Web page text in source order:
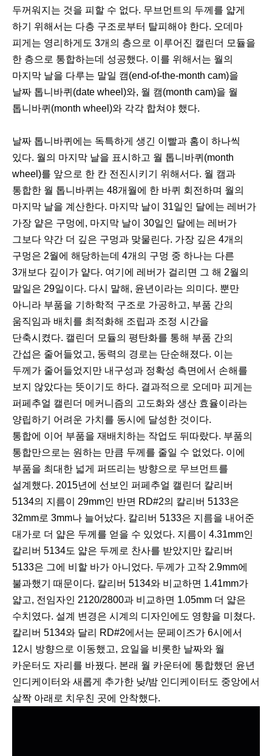
두꺼워지는 것을 피할 수 없다. 무브먼트의 두께를 얇게
하기 위해서는 다층 구조로부터 탈피해야 한다. 오데마
피게는 영리하게도 3개의 층으로 이루어진 캘린더 모듈을
한 층으로 통합하는데 성공했다. 이를 위해서는 월의
마지막 날을 다루는 말일 캠(end-of-the-month cam)을
날짜 톱니바퀴(date wheel)와, 월 캠(month cam)을 월
톱니바퀴(month wheel)와 각각 합쳐야 했다.
날짜 톱니바퀴에는 독특하게 생긴 이빨과 홈이 하나씩
있다. 월의 마지막 날을 표시하고 월 톱니바퀴(month
wheel)를 앞으로 한 칸 전진시키기 위해서다. 월 캠과
통합한 월 톱니바퀴는 48개월에 한 바퀴 회전하며 월의
마지막 날을 계산한다. 마지막 날이 31일인 달에는 레버가
가장 얕은 구멍에, 마지막 날이 30일인 달에는 레버가
그보다 약간 더 깊은 구멍과 맞물린다. 가장 깊은 4개의
구멍은 2월에 해당하는데 4개의 구멍 중 하나는 다른
3개보다 깊이가 얕다. 여기에 레버가 걸리면 그 해 2월의
말일은 29일이다. 다시 말해, 윤년이라는 의미다. 뿐만
아니라 부품을 기하학적 구조로 가공하고, 부품 간의
움직임과 배치를 최적화해 조립과 조정 시간을
단축시켰다. 캘린더 모듈의 평탄화를 통해 부품 간의
간섭은 줄어들었고, 동력의 경로는 단순해졌다. 이는
두께가 줄어들었지만 내구성과 정확성 측면에서 손해를
보지 않았다는 뜻이기도 하다. 결과적으로 오데마 피게는
퍼페추얼 캘린더 메커니즘의 고도화와 생산 효율이라는
양립하기 어려운 가치를 동시에 달성한 것이다.
통합에 이어 부품을 재배치하는 작업도 뒤따랐다. 부품의
통합만으로는 원하는 만큼 두께를 줄일 수 없었다. 이에
부품을 최대한 넓게 퍼뜨리는 방향으로 무브먼트를
설계했다. 2015년에 선보인 퍼페추얼 캘린더 칼리버
5134의 지름이 29mm인 반면 RD#2의 칼리버 5133은
32mm로 3mm나 늘어났다. 칼리버 5133은 지름을 내어준
대가로 더 얇은 두께를 얻을 수 있었다. 지름이 4.31mm인
칼리버 5134도 얇은 두께로 찬사를 받았지만 칼리버
5133은 그에 비할 바가 아니었다. 두께가 고작 2.9mm에
불과했기 때문이다. 칼리버 5134와 비교하면 1.41mm가
얇고, 전임자인 2120/2800과 비교하면 1.05mm 더 얇은
수치였다. 설계 변경은 시계의 디자인에도 영향을 미쳤다.
칼리버 5134와 달리 RD#2에서는 문페이즈가 6시에서
12시 방향으로 이동했고, 요일을 비롯한 날짜와 월
카운터도 자리를 바꿨다. 본래 월 카운터에 통합했던 윤년
인디케이터와 새롭게 추가한 낮/밤 인디케이터도 중앙에서
살짝 아래로 치우친 곳에 안착했다.